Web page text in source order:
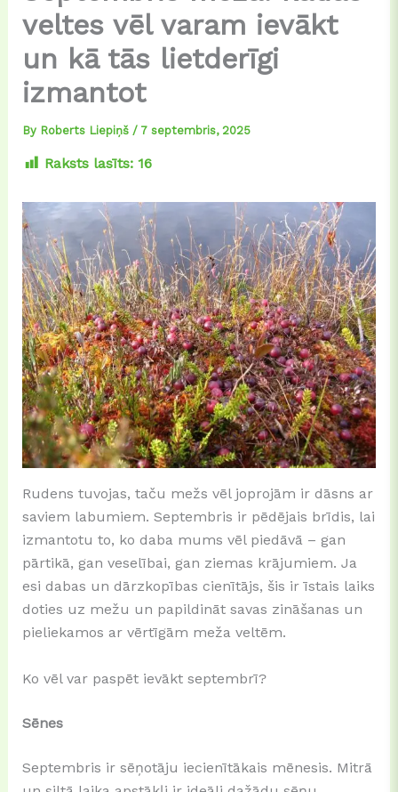
veltes vēl varam ievākt
un kā tās lietderīgi
izmantot
By Roberts Liepiņš / 7 septembris, 2025
Raksts lasīts: 16
Rudens tuvojas, taču mežs vēl joprojām ir dāsns ar
saviem labumiem. Septembris ir pēdējais brīdis, lai
izmantotu to, ko daba mums vēl piedāvā – gan
pārtikā, gan veselībai, gan ziemas krājumiem. Ja
esi dabas un dārzkopības cienītājs, šis ir īstais laiks
doties uz mežu un papildināt savas zināšanas un
pieliekamos ar vērtīgām meža veltēm.
Ko vēl var paspēt ievākt septembrī?
Sēnes
Septembris ir sēņotāju iecienītākais mēnesis. Mitrā